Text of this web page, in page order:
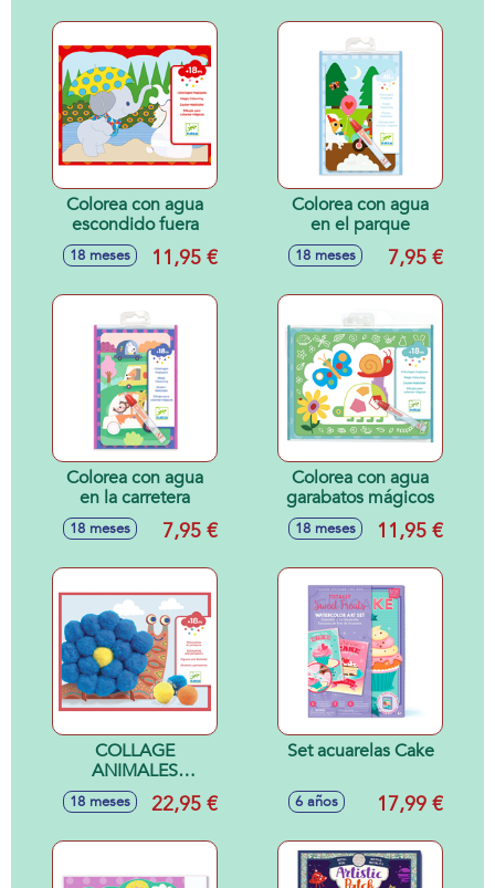
Colorea con agua
escondido fuera
18 meses 11,95 €
Colorea con agua
en el parque
18 meses 7,95 €
Colorea con agua
en la carretera
18 meses 7,95 €
Colorea con agua
garabatos mágicos
18 meses 11,95 €
COLLAGE
ANIMALES
BLANDITOS 18M
18 meses 22,95 €
Set acuarelas Cake
6 años 17,99 €